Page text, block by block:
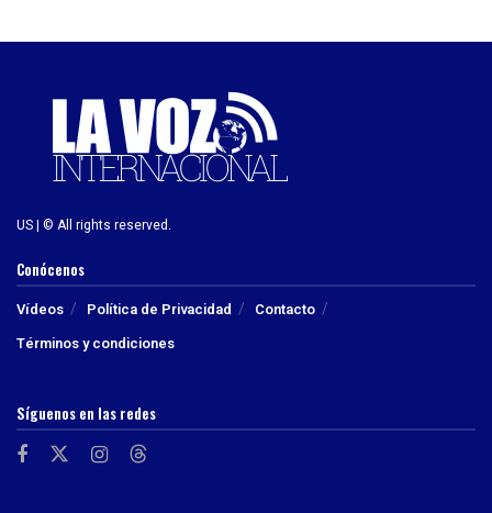
US | © All rights reserved.
Conócenos
Vídeos Política de Privacidad
Contacto
Términos y condiciones
Síguenos en las redes